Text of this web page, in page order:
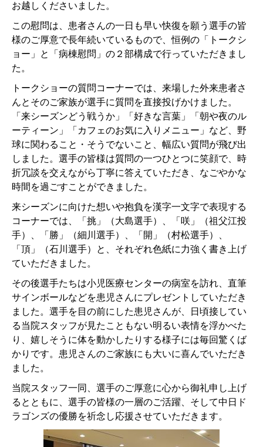
お越しくださいました。
この慰問は、患者さんの一日も早い快復を願う選手の皆
様のご厚意で長年続いているもので、恒例の「トークシ
ョー」と「病棟慰問」の２部構成で行っていただきまし
た。
トークショーの質問コーナーでは、来場した外来患者さ
んとそのご家族が選手に質問を直接投げかけました。
「来シーズンどう戦うか」「好きな言葉」「朝や夜のル
ーティーン」「カフェのお気に入りメニュー」など、野
球に関わること・そうでないこと、幅広い質問が飛び出
しました。選手の皆様は質問の一つひとつに笑顔で、時
折冗談を交えながら丁寧に答えていただき、なごやかな
時間を過ごすことができました。
来シーズンに向けた想いや抱負を漢字一文字で表現する
コーナーでは、「挑」（大島選手）、「咲」（祖父江投
手）、「勝」（細川選手）、「開」（村松選手）、
「頂」（石川選手）と、それぞれ色紙に力強く書き上げ
ていただきました。
その後選手たちは小児医療センターの病室を訪れ、直筆
サインボールなどを患児さんにプレゼントしていただき
ました。選手を目の前にした患児さんが、日頃接してい
る当院スタッフが見たこともない明るい表情を浮かべた
り、嬉しそうに体を動かしたりする様子には毎回驚くば
かりです。患児さんのご家族にも大いに喜んでいただき
ました。
当院スタッフ一同、選手のご厚意に心から御礼申し上げ
るとともに、選手の皆様の一層のご活躍、そして中日ド
ラゴンズの優勝を祈念し応援させていただきます。